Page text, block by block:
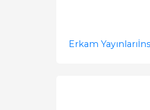
Erkam Yayınları